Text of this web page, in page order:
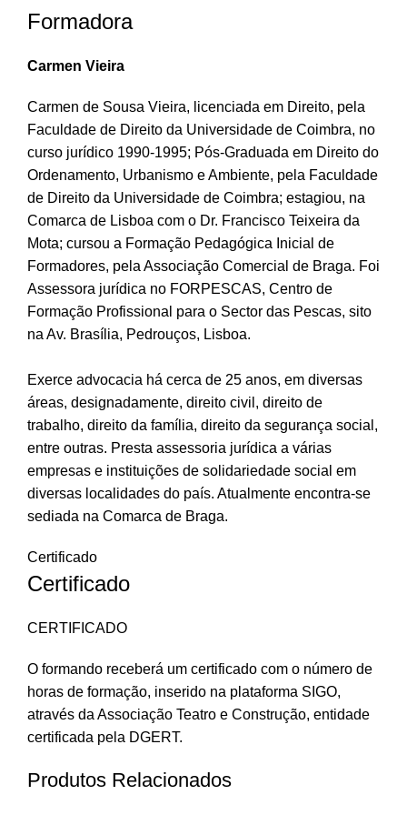
Formadora
Carmen Vieira
Carmen de Sousa Vieira, licenciada em Direito, pela
Faculdade de Direito da Universidade de Coimbra, no
curso jurídico 1990-1995; Pós-Graduada em Direito do
Ordenamento, Urbanismo e Ambiente, pela Faculdade
de Direito da Universidade de Coimbra; estagiou, na
Comarca de Lisboa com o Dr. Francisco Teixeira da
Mota; cursou a Formação Pedagógica Inicial de
Formadores, pela Associação Comercial de Braga. Foi
Assessora jurídica no FORPESCAS, Centro de
Formação Profissional para o Sector das Pescas, sito
na Av. Brasília, Pedrouços, Lisboa.
Exerce advocacia há cerca de 25 anos, em diversas
áreas, designadamente, direito civil, direito de
trabalho, direito da família, direito da segurança social,
entre outras. Presta assessoria jurídica a várias
empresas e instituições de solidariedade social em
diversas localidades do país. Atualmente encontra-se
sediada na Comarca de Braga.
Certificado
Certificado
CERTIFICADO
O formando receberá um certificado com o número de
horas de formação, inserido na plataforma SIGO,
através da Associação Teatro e Construção, entidade
certificada pela DGERT.
Produtos Relacionados